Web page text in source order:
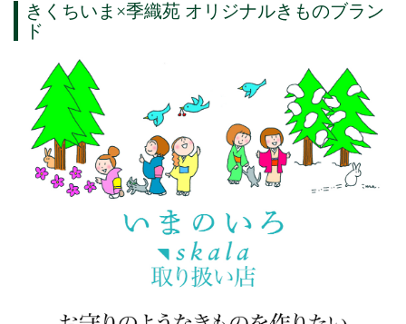
きくちいま×季織苑 オリジナルきものブラン
ド